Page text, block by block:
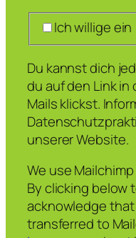
Ich willige ein
Du kannst dich
du auf den Link in
Mails klickst.
unserer Website.
We use
By clicking below
acknowledge
transferred to